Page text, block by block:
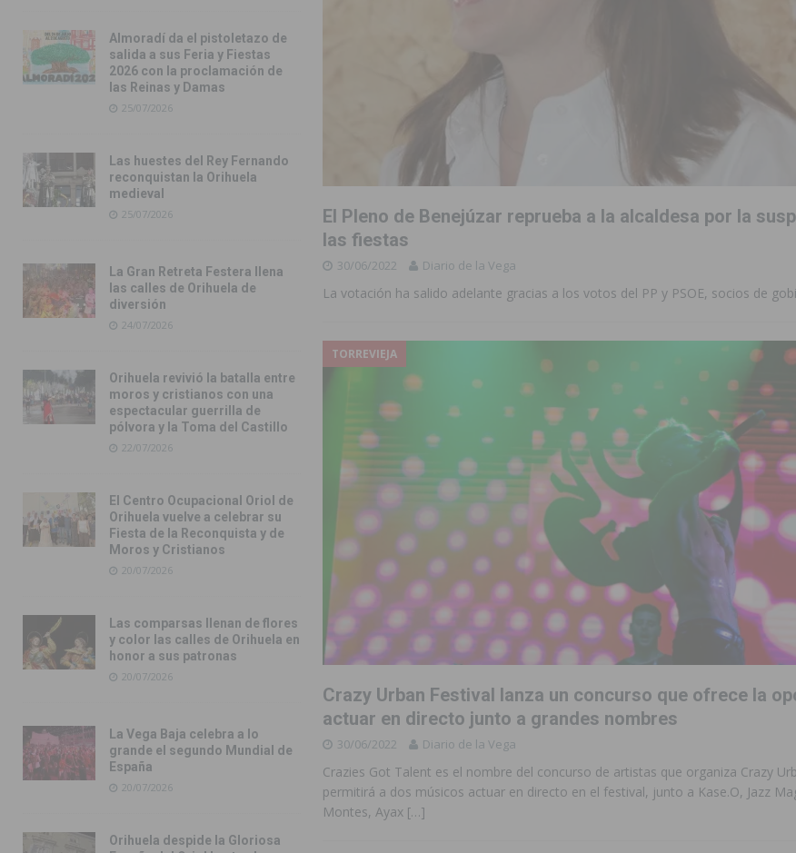
El Pleno de Benejúzar reprueba a la alcaldesa por la
las fiestas
30/06/2022 Diario de la Vega
La votación ha salido adelante gracias a los votos del PP y PSOE, socios de
TORREVIEJA
Crazy Urban Festival lanza un concurso que ofrece la
actuar en directo junto a grandes nombres
30/06/2022 Diario de la Vega
Crazies Got Talent es el nombre del concurso de artistas que organiza Crazy
permitirá a dos músicos actuar en directo en el festival, junto a Kase.O, Jazz
Montes, Ayax […]
Almoradí da el pistoletazo de
salida a sus Feria y Fiestas
2026 con la proclamación de
las Reinas y Damas
25/07/2026
Las huestes del Rey Fernando
reconquistan la Orihuela
medieval
25/07/2026
La Gran Retreta Festera llena
las calles de Orihuela de
diversión
24/07/2026
Orihuela revivió la batalla entre
moros y cristianos con una
espectacular guerrilla de
pólvora y la Toma del Castillo
22/07/2026
El Centro Ocupacional Oriol de
Orihuela vuelve a celebrar su
Fiesta de la Reconquista y de
Moros y Cristianos
20/07/2026
Las comparsas llenan de flores
y color las calles de Orihuela en
honor a sus patronas
20/07/2026
La Vega Baja celebra a lo
grande el segundo Mundial de
España
20/07/2026
Orihuela despide la Gloriosa